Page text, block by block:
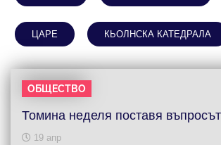
ЦАРЕ КЬОЛНСКА КАТЕДРАЛА
ОБЩЕСТВО
Томина неделя поставя
19 апр